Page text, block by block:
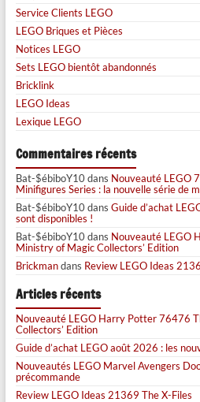
Service Clients LEGO
LEGO Briques et Pièces
Notices LEGO
Sets LEGO bientôt abandonnés
Bricklink
LEGO Ideas
Lexique LEGO
Commentaires récents
Bat-$ébiboY10dans Nouveauté LEGO
Minifigures Series : la nouvelle série de
Bat-$ébiboY10dans Guide d’achat
sont disponibles !
Bat-$ébiboY10dans Nouveauté LEGO
Ministry of Magic Collectors’ Edition
Brickmandans Review LEGO Ideas
Articles récents
Nouveauté LEGO Harry Potter 76476
Collectors’ Edition
Guide d’achat LEGO août 2026 : les
Nouveautés LEGO Marvel Avengers
précommande
Review LEGO Ideas 21369 The X-Files